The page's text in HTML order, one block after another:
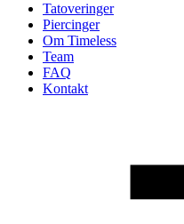
Tatoveringer
Piercinger
Om Timeless
Team
FAQ
Kontakt